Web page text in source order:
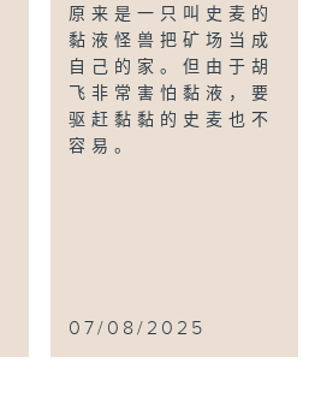
原来是一只叫史麦的
黏液怪兽把矿场当成
自己的家。但由于胡
飞非常害怕黏液，要
驱赶黏黏的史麦也不
容易。
07/08/2025